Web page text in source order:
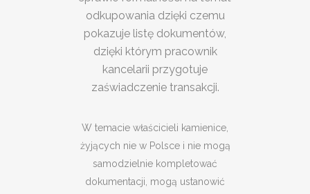
odkupowania dzięki czemu
pokazuje listę dokumentów,
dzięki którym pracownik
kancelarii przygotuje
zaświadczenie transakcji.
W temacie właścicieli kamienice,
żyjących nie w Polsce i nie mogą
samodzielnie kompletować
dokumentacji, mogą ustanowić